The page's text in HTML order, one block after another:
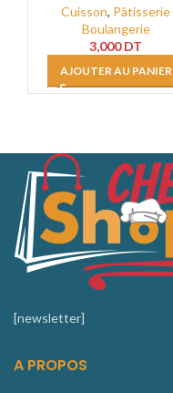
Cuisson, Pâtisserie
Boulangerie
3,000DT
AJOUTER AU PANIER
[newsletter]
A PROPOS